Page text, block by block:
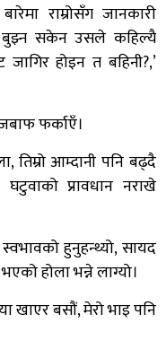
राम्रोसँग जानकारी
सकेन उसले कहिल्यै
होइन त बहिनी?,’
फर्काएँ।
तिम्रो आम्दानी पनि बढ्दै
प्रावधान नराखे
हुनुहन्थ्यो, सायद
होला भन्ने लाग्यो।
खाएर बसौं, मेरो भाइ पनि